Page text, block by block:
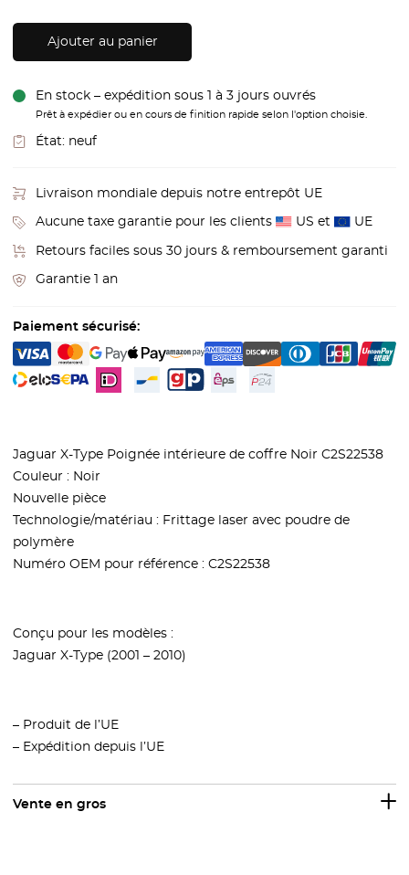
Ajouter au panier
En stock – expédition sous 1 à 3 jours ouvrés
Prêt à expédier ou en cours de finition rapide selon l'option choisie.
État: neuf
Livraison mondiale depuis notre entrepôt UE
Aucune taxe garantie pour les clients US et UE
Retours faciles sous 30 jours & remboursement garanti
Garantie 1 an
Paiement sécurisé:
Jaguar X-Type Poignée intérieure de coffre Noir C2S22538
Couleur : Noir
Nouvelle pièce
Technologie/matériau : Frittage laser avec poudre de
polymère
Numéro OEM pour référence : C2S22538
Conçu pour les modèles :
Jaguar X-Type (2001 – 2010)
– Produit de l’UE
– Expédition depuis l’UE
Vente en gros